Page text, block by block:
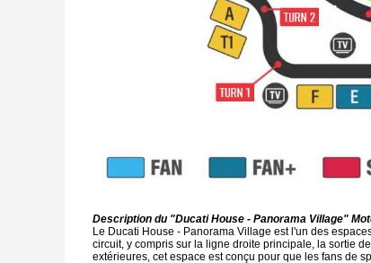
Description du "Ducati House - Panorama Village"
Le Ducati House - Panorama Village est l'un des
circuit, y compris sur la ligne droite principale, la sortie
extérieures, cet espace est conçu pour que les fans de